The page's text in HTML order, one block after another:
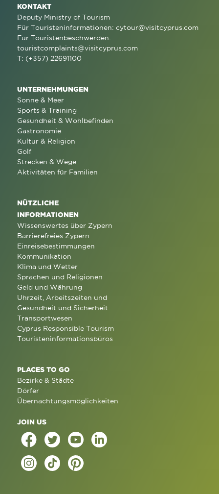
KONTAKT
Deputy Ministry of Tourism
Für Touristeninformationen: cytour@visitcyprus.com
Für Touristenbeschwerden:
touristcomplaints@visitcyprus.com
T: (+357) 22691100
UNTERNEHMUNGEN
Sonne & Meer
Sports & Training
Gesundheit & Wohlbefinden
Gastronomie
Kultur & Religion
Golf
Strecken & Wege
Aktivitäten für Familien
NÜTZLICHE
INFORMATIONEN
Wissenswertes über Zypern
Barrierefreies Zypern
Einreisebestimmungen
Kommunikation
Klima und Wetter
Sprachen und Religionen
Geld und Währung
Uhrzeit, Arbeitszeiten und
Gesundheit und Sicherheit
Transportwesen
Cyprus Responsible Tourism
Touristeninformationsbüros
PLACES TO GO
Bezirke & Städte
Dörfer
Übernachtungsmöglichkeiten
JOIN US